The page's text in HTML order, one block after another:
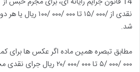
نقدی از /۰۰۰ /۱۵ تا
شد.
۰۰۰ /۰۰۰ /۵ تا ۰۰۰ /۰۰۰ /۲۰ ریال جرای نقدی مجازات آن است.